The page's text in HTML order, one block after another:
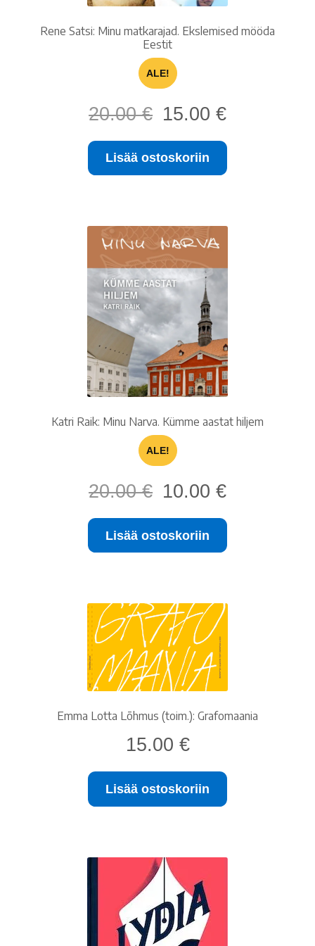
Rene Satsi: Minu matkarajad. Ekslemised mööda
Eestit
ALE!
20.00€
Alkuperäinen
hinta
oli:
20.00 €.
15.00 €Nykyinen
on:
Lisää ostoskoriin
Katri Raik: Minu Narva. Kümme aastat hiljem
ALE!
20.00€
Alkuperäinen
hinta
oli:
20.00 €.
10.00 €Nykyinen
on:
Lisää ostoskoriin
Emma Lotta Lõhmus (toim.): Grafomaania
15.00 €
Lisää ostoskoriin